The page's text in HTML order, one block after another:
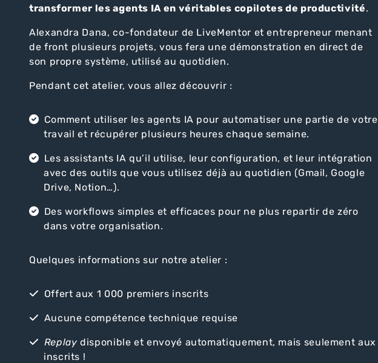
transformer les agents IA en véritables copilotes de productivité.
Alexandra Dana, co-fondateur de LiveMentor et entrepreneur menant
de front plusieurs projets, vous fera une démonstration en direct de
son propre système, utilisé au quotidien.
Pendant cet atelier, vous allez découvrir :
Comment utiliser les agents IA pour automatiser une partie de votre
travail et récupérer plusieurs heures chaque semaine.
Les assistants IA qu’il utilise, leur configuration, et leur intégration
avec des outils que vous utilisez déjà au quotidien (Gmail, Google
Drive, Notion…).
Des workflows simples et efficaces pour ne plus repartir de zéro
dans votre organisation.
Quelques informations sur notre atelier :
Offert aux 1 000 premiers inscrits
Aucune compétence technique requise
Replay disponible et envoyé automatiquement, mais seulement aux
inscrits !